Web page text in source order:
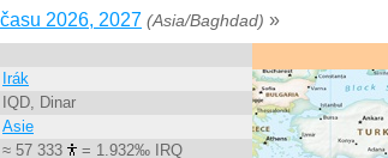
2026, 2027 (Asia/Baghdad) »
Irák
IQD, Dinar
Asie
≈ 57 333
= 1.932‰ IRQ